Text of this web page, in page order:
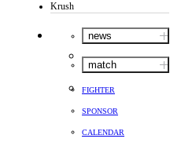
Krush
news
match
FIGHTER
SPONSOR
CALENDAR